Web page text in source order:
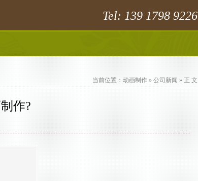
Tel: 139 1798 9226
当前位置：动画制作»公司新闻» 正 文
作?